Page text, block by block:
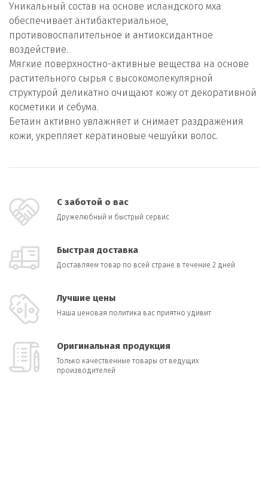
Уникальный состав на основе исландского мха
обеспечивает антибактериальное,
противовоспалительное и антиоксидантное
воздействие.
Мягкие поверхностно-активные вещества на основе
растительного сырья с высокомолекулярной
структурой деликатно очищают кожу от декоративной
косметики и себума.
Бетаин активно увлажняет и снимает раздражения
кожи, укрепляет кератиновые чешуйки волос.
С заботой о вас
Дружелюбный и быстрый сервис
Быстрая доставка
Доставляем товар по всей стране в течение 2 дней
Лучшие цены
Наша ценовая политика вас приятно удивит
Оригинальная продукция
Только качественные товары от ведущих
производителей